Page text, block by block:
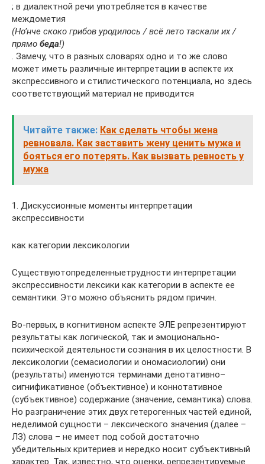
; в диалектной речи употребляется в качестве
междометия
(Но’нче скоко грибов уродилось / всё лето таскали их /
прямо беда!)
. Замечу, что в разных словарях одно и то же слово
может иметь различные интерпретации в аспекте их
экспрессивного и стилистического потенциала, но здесь
соответствующий материал не приводится
Читайте также: Как сделать чтобы жена
ревновала. Как заставить жену ценить мужа и
бояться его потерять. Как вызвать ревность у
мужа
1. Дискуссионные моменты интерпретации
экспрессивности
как категории лексикологии
Существуютопределенныетрудности интерпретации
экспрессивности лексики как категории в аспекте ее
семантики. Это можно объяснить рядом причин.
Во-первых, в когнитивном аспекте ЭЛЕ репрезентируют
результаты как логической, так и эмоционально-
психической деятельности сознания в их целостности. В
лексикологии (семасиологии и ономасиологии) они
(результаты) именуются терминами денотативно–
сигнификативное (объективное) и коннотативное
(субъективное) содержание (значение, семантика) слова.
Но разграничение этих двух гетерогенных частей единой,
неделимой сущности – лексического значения (далее –
ЛЗ) слова – не имеет под собой достаточно
убедительных критериев и нередко носит субъективный
характер. Так, известно, что оценки, репрезентируемые